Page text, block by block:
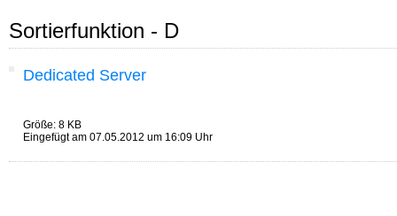
Sortierfunktion - D
Dedicated Server
Größe: 8 KB
Eingefügt am 07.05.2012 um 16:09 Uhr